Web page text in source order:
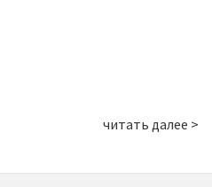
читать далее >